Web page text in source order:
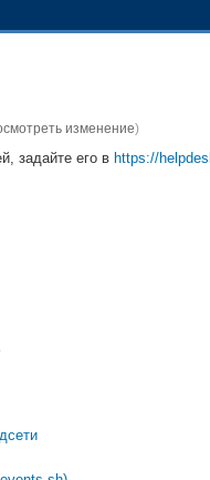
изменение)
задайте его в https://